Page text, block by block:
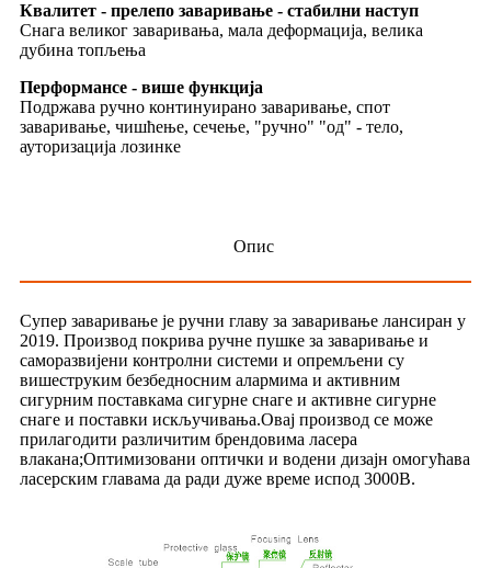
Квалитет - прелепо заваривање - стабилни наступ
Снага великог заваривања, мала деформација, велика
дубина топљења
Перформансе - више функција
Подржава ручно континуирано заваривање, спот
заваривање, чишћење, сечење, "ручно" "од" - тело,
ауторизација лозинке
Опис
Супер заваривање је ручни главу за заваривање лансиран у
2019. Производ покрива ручне пушке за заваривање и
саморазвијени контролни системи и опремљени су
вишеструким безбедносним алармима и активним
сигурним поставкама сигурне снаге и активне сигурне
снаге и поставки искључивања.Овај производ се може
прилагодити различитим брендовима ласера ​​
влакана;Оптимизовани оптички и водени дизајн омогућава
ласерским главама да ради дуже време испод 3000В.